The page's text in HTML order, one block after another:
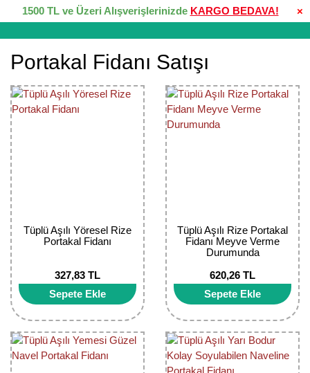
×
1500 TL ve Üzeri Alışverişlerinizde KARGO BEDAVA!
Portakal Fidanı Satışı
Tüplü Aşılı Yöresel Rize
Portakal Fidanı
327,83 TL
Sepete Ekle
Tüplü Aşılı Rize Portakal
Fidanı Meyve Verme
Durumunda
620,26 TL
Sepete Ekle